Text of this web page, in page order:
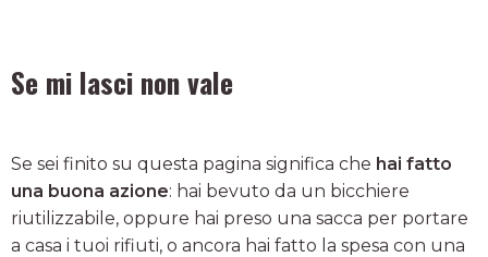
Se mi lasci non vale
Se sei finito su questa pagina significa che hai fatto
una buona azione: hai bevuto da un bicchiere
riutilizzabile, oppure hai preso una sacca per portare
a casa i tuoi rifiuti, o ancora hai fatto la spesa con una